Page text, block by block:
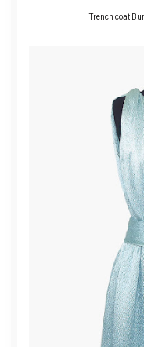
Trench coat